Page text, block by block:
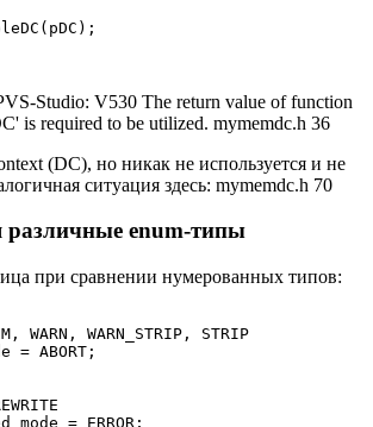
Studio: V530 The return value of function
is required to be utilized. mymemdc.h 36
(DC), но никак не используется и не
ситуация здесь: mymemdc.h 70
различные enum-типы
при сравнении нумерованных типов:
WARN, WARN_STRIP, STRIP
= ABORT;
= ERROR;